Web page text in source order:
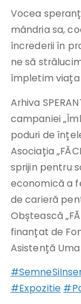
Vocea
mândria sa,
încrederii în
ne să
împletim viața
Arhiva
campaniei
poduri de
Asociația
sprijin pentru
economică a
de carieră
Obștească
finanțat de
Asistență
#Expozitie